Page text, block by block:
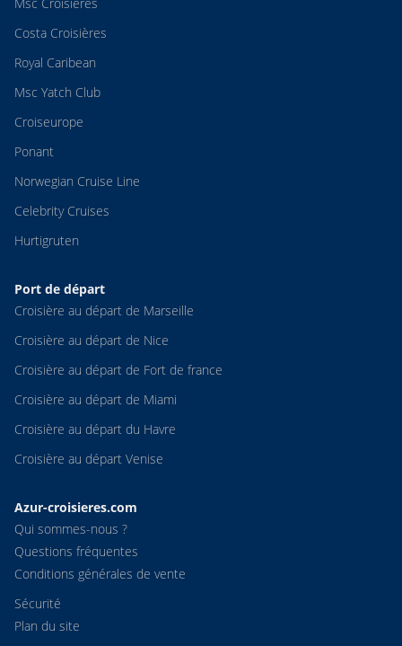
Costa Croisières
Royal Caribean
Msc Yatch Club
Croiseurope
Ponant
Norwegian Cruise Line
Celebrity Cruises
Hurtigruten
Port de départ
Croisière au départ de Marseille
Croisière au départ de Nice
Croisière au départ de Fort de france
Croisière au départ de Miami
Croisière au départ du Havre
Croisière au départ Venise
Azur-croisieres.com
Qui sommes-nous ?
Questions fréquentes
Conditions générales de vente
Sécurité
Plan du site